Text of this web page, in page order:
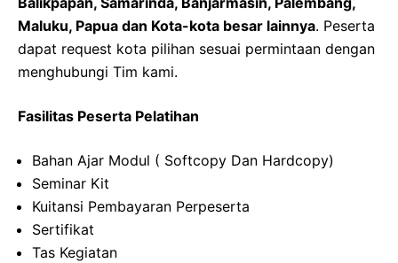
Maluku, Papua dan Kota-kota besar lainnya. Peserta
dapat request kota pilihan sesuai permintaan dengan
menghubungi Tim kami.
Fasilitas Peserta Pelatihan
Bahan Ajar Modul ( Softcopy Dan Hardcopy)
Seminar Kit
Kuitansi Pembayaran Perpeserta
Sertifikat
Tas Kegiatan